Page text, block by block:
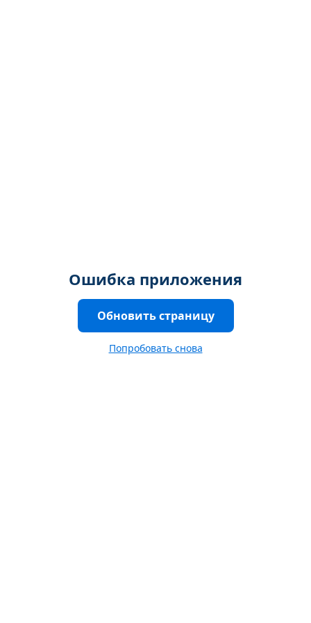
Ошибка приложения
Обновить страницу
Попробовать снова